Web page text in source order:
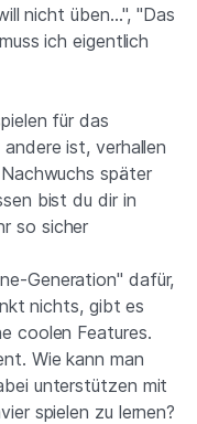
nicht üben…", "Das
ich eigentlich
für das
ist, verhallen
später
bist du dir in
so sicher
Generation" dafür,
nichts, gibt es
coolen Features.
Wie kann man
unterstützen mit
spielen zu lernen?